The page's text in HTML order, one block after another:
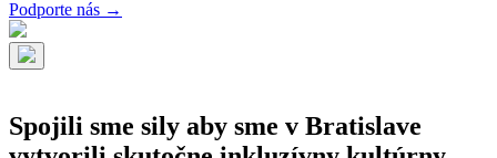
Podporte nás →
Spojili sme sily aby sme v Bratislave